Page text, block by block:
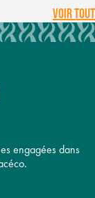
VOIR TOUT
engagées dans